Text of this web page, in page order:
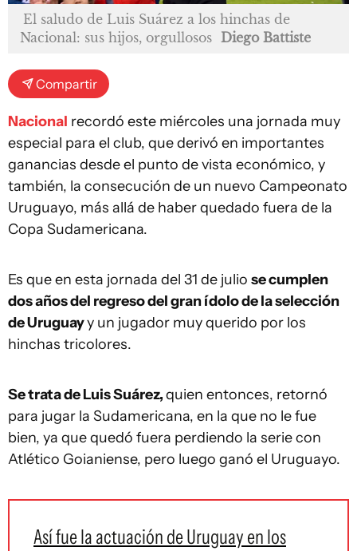
El saludo de Luis Suárez a los hinchas de
Nacional: sus hijos, orgullosos Diego Battiste
Compartir
Nacional recordó este miércoles una jornada muy
especial para el club, que derivó en importantes
ganancias desde el punto de vista económico, y
también, la consecución de un nuevo Campeonato
Uruguayo, más allá de haber quedado fuera de la
Copa Sudamericana.
Es que en esta jornada del 31 de julio se cumplen
dos años del regreso del gran ídolo de la selección
de Uruguayy un jugador muy querido por los
hinchas tricolores.
Se trata de Luis Suárez,quien entonces, retornó
para jugar la Sudamericana, en la que no le fue
bien, ya que quedó fuera perdiendo la serie con
Atlético Goianiense, pero luego ganó el Uruguayo.
Así fue la actuación de Uruguay en los